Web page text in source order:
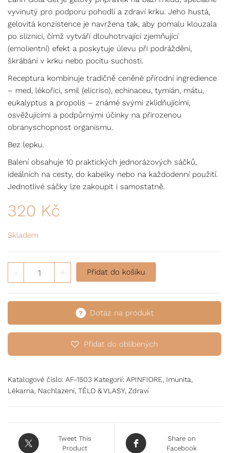
vyvinutý pro podporu pohodlí a zdraví krku. Jeho hustá,
gelovitá konzistence je navržena tak, aby pomalu klouzala
po sliznici, čímž vytváří dlouhotrvající zjemňující
(emolientní) efekt a poskytuje úlevu při podráždění,
škrábání v krku nebo pocitu suchosti.
Receptura kombinuje tradičně ceněné přírodní ingredience
– med, lékořici, smil (elicriso), echinaceu, tymián, mátu,
eukalyptus a propolis – známé svými zklidňujícími,
osvěžujícími a podpůrnými účinky na přirozenou
obranyschopnost organismu.
Bez lepku.
Balení obsahuje 10 praktických jednorázových sáčků,
ideálních na cesty, do kabelky nebo na každodenní použití.
Jednotlivé sáčky lze zakoupit i samostatně.
320 Kč
Skladem
- LARIN Gel pro úlevu v krku s medem, 10 sáčků v
+ Přidat do košíku
Dotaz na produkt
Přidat do oblíbených
Katalogové číslo: AF-1503 Kategorií: APINFIORE, Imunita,
Lékarna, Nachlazení, TĚLO & VLASY, Zdraví
Tweet This
Product
Share on
Facebook